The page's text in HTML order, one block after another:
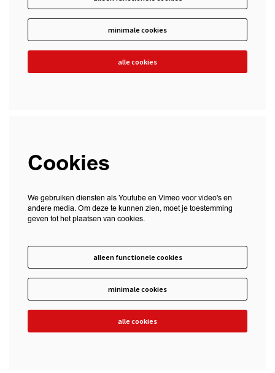
minimale cookies
alle cookies
Cookies
We gebruiken diensten als Youtube en Vimeo voor video's en
andere media. Om deze te kunnen zien, moet je toestemming
geven tot het plaatsen van cookies.
alleen functionele cookies
minimale cookies
alle cookies